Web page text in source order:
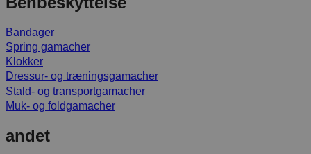
Bandager
Spring gamacher
Klokker
Dressur- og træningsgamacher
Stald- og transportgamacher
Muk- og foldgamacher
andet